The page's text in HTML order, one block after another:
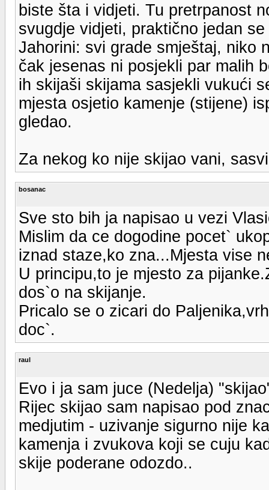
biste šta i vidjeti. Tu pretrpanost
svugdje vidjeti, praktično jedan
Jahorini: svi grade smještaj, niko
čak jesenas ni posjekli par malih
ih skijaši skijama sasjekli vukući
mjesta osjetio kamenje (stijene)
gledao.
Za nekog ko nije skijao vani,
bosanac
Sve sto bih ja napisao u vezi
Mislim da ce dogodine pocet`
iznad staze,ko zna...Mjesta vise
U principu,to je mjesto za
dos`o na skijanje.
Pricalo se o zicari do
doc`.
raul
Evo i ja sam juce (Nedelja)
Rijec skijao sam napisao pod
medjutim - uzivanje sigurno nije
kamenja i zvukova koji se cuju
skije poderane odozdo..